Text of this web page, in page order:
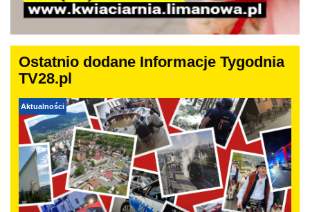
Ostatnio dodane Informacje Tygodnia
TV28.pl
Aktualności